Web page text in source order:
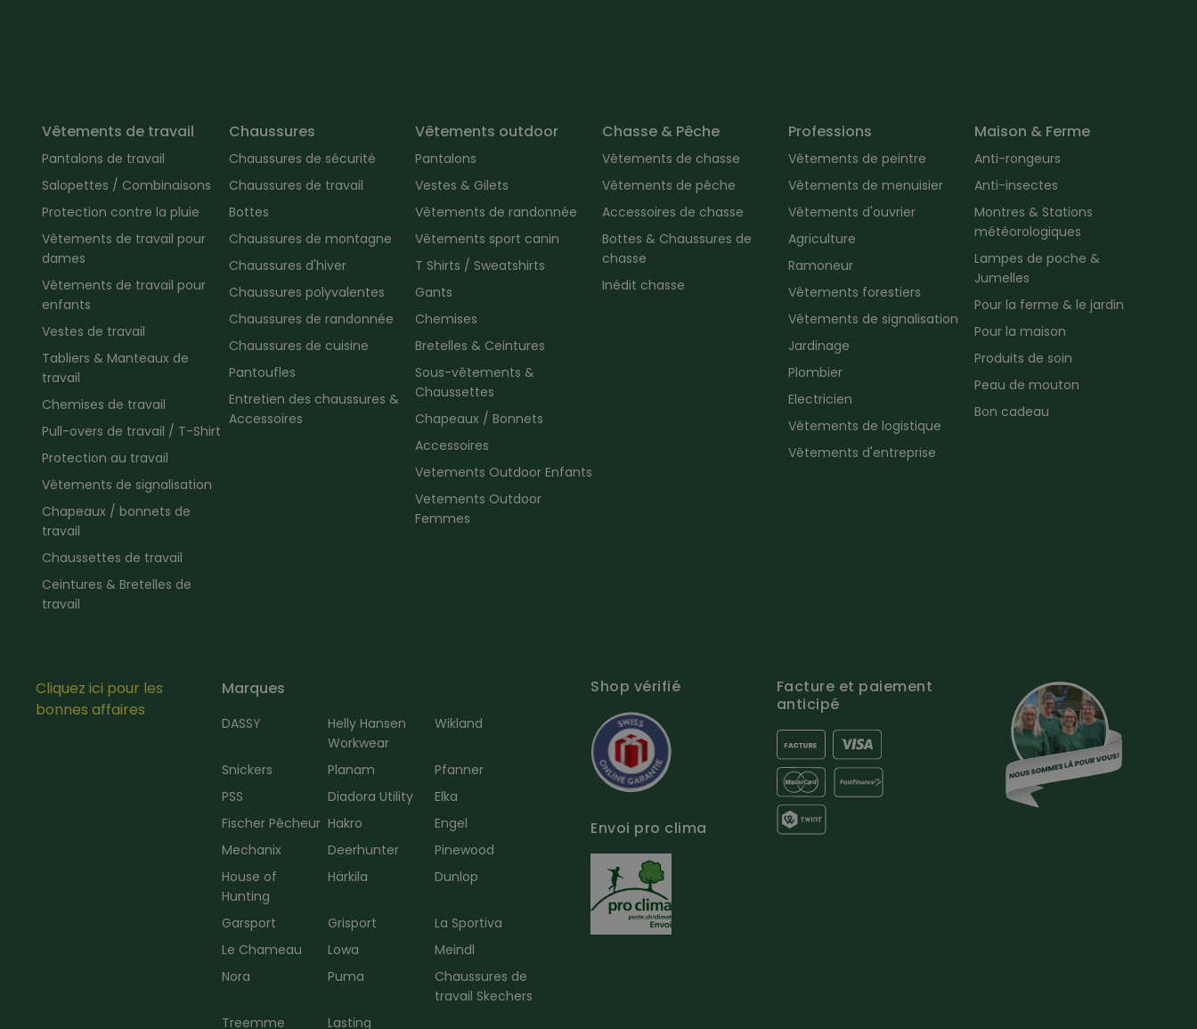
Vêtements de travail
Pantalons de travail
Salopettes / Combinaisons
Protection contre la pluie
Vêtements de travail pour
dames
Vêtements de travail pour
enfants
Vestes de travail
Tabliers & Manteaux de
travail
Chemises de travail
Pull-overs de travail / T-Shirt
Protection au travail
Vêtements de signalisation
Chapeaux / bonnets de
travail
Chaussettes de travail
Ceintures & Bretelles de
travail
Chaussures
Chaussures de sécurité
Chaussures de travail
Bottes
Chaussures de montagne
Chaussures d'hiver
Chaussures polyvalentes
Chaussures de randonnée
Chaussures de cuisine
Pantoufles
Entretien des chaussures &
Accessoires
Vêtements outdoor
Pantalons
Vestes & Gilets
Vêtements de randonnée
Vêtements sport canin
T Shirts / Sweatshirts
Gants
Chemises
Bretelles & Ceintures
Sous-vêtements &
Chaussettes
Chapeaux / Bonnets
Accessoires
Vetements Outdoor Enfants
Vetements Outdoor
Femmes
Chasse & Pêche
Vêtements de chasse
Vêtements de pêche
Accessoires de chasse
Bottes & Chaussures de
chasse
Inédit chasse
Professions
Vêtements de peintre
Vêtements de menuisier
Vêtements d'ouvrier
Agriculture
Ramoneur
Vêtements forestiers
Vêtements de signalisation
Jardinage
Plombier
Electricien
Vêtements de logistique
Vêtements d'entreprise
Maison & Ferme
Anti-rongeurs
Anti-insectes
Montres & Stations
météorologiques
Lampes de poche &
Jumelles
Pour la ferme & le jardin
Pour la maison
Produits de soin
Peau de mouton
Bon cadeau
Cliquez ici pour les
bonnes affaires
Marques
DASSY
Helly Hansen
Workwear
Wikland
Snickers Planam
Pfanner
PSS
Diadora Utility
Elka
Fischer Pêcheur Hakro
Engel
Mechanix
Deerhunter
Pinewood
House of
Hunting
Härkila Dunlop
Garsport Grisport
La Sportiva
Le Chameau
Lowa
Meindl
Nora
Puma
Chaussures de
travail Skechers
Treemme
Lasting
Shop vérifié
Envoi pro clima
Facture et paiement
anticipé